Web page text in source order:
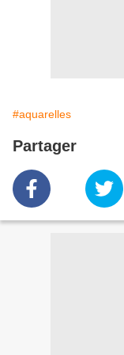
#aquarelles
Partager